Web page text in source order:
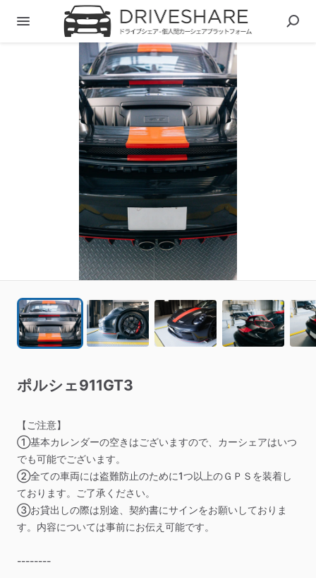
ポルシェ911GT3
【ご注意】
①基本カレンダーの空きはございますので、カーシェアはいつ
でも可能でございます。
②全ての車両には盗難防止のために1つ以上のＧＰＳを装着し
ております。ご了承ください。
③お貸出しの際は別途、契約書にサインをお願いしておりま
す。内容については事前にお伝え可能です。
--------